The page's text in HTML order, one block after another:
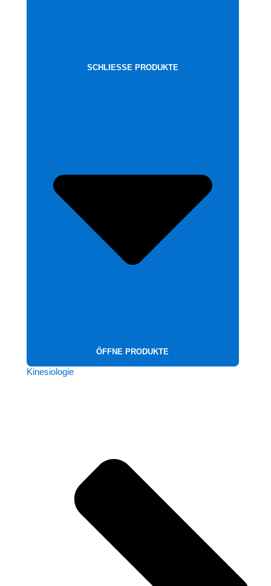
SCHLIESSE PRODUKTE
ÖFFNE PRODUKTE
Kinesiologie